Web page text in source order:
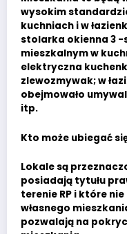
wysokim
kuchniach i w
stolarka okienna 3 -
mieszkalnym w
elektryczna
zlewozmywak; w
obejmowało
itp.
Kto może ubiegać
Lokale są
posiadają tytułu
terenie RP i które
własnego
pozwalają na